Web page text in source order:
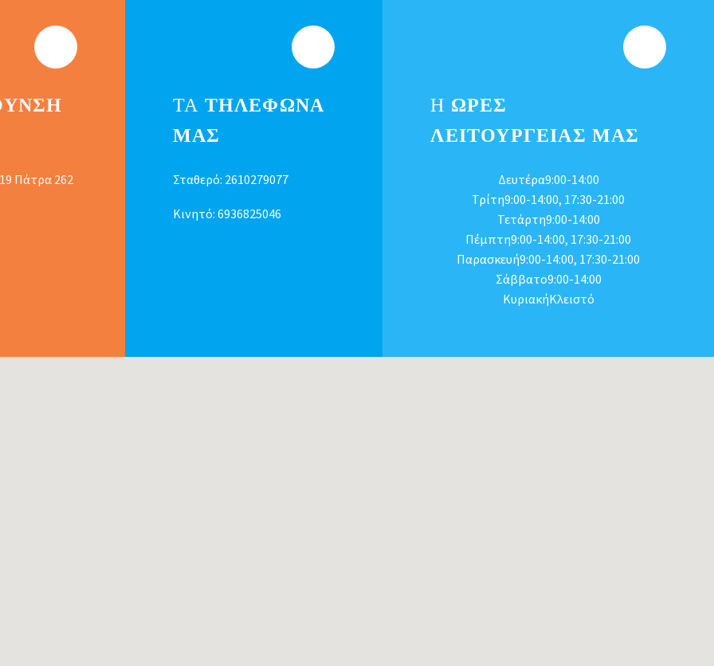
Πάτρα 262
ΤΑ ΤΗΛΕΦΩΝΑ
ΜΑΣ
Σταθερό: 2610279077
Κινητό: 6936825046
Η ΩΡΕΣ
ΛΕΙΤΟΥΡΓΕΊΑΣ ΜΑΣ
Δευτέρα9:00-14:00
Τρίτη9:00-14:00, 17:30-21:00
Τετάρτη9:00-14:00
Πέμπτη9:00-14:00, 17:30-21:00
Παρασκευή9:00-14:00, 17:30-21:00
Σάββατο9:00-14:00
ΚυριακήΚλειστό